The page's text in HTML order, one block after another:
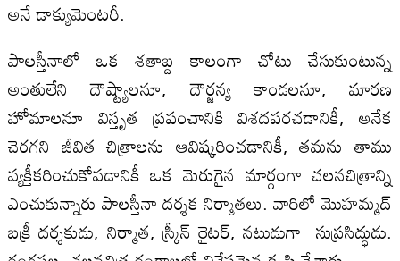
అనే డాక్యుమెంటరీ.
పాలస్తీనాలో ఒక శతాబ్ద కాలంగా చోటు చేసుకుంటున్న
అంతులేని దౌష్ట్యాలనూ, దౌర్జన్య కాండలనూ, మారణ
హోమాలనూ విస్తృత ప్రపంచానికి విశదపరచడానికీ, అనేక
చెరగని జీవిత చిత్రాలను ఆవిష్కరించడానికీ, తమను తాము
వ్యక్తీకరించుకోవడానికీ ఒక మెరుగైన మార్గంగా చలనచిత్రాన్ని
ఎంచుకున్నారు పాలస్తీనా దర్శక నిర్మాతలు. వారిలో మొహమ్మద్
బక్రీ దర్శకుడు, నిర్మాత, స్క్రీన్ రైటర్, నటుడుగా సుప్రసిద్ధుడు.